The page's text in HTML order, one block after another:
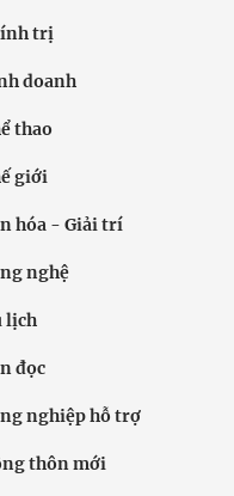
trị
doanh
thao
giới
hóa - Giải trí
nghệ
lịch
đọc
nghiệp hỗ trợ
thôn mới